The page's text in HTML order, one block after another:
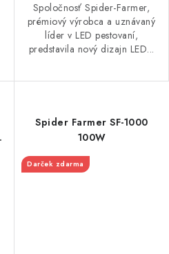
Spoločnosť Spider-Farmer,
prémiový výrobca a uznávaný
líder v LED pestovaní,
predstavila nový dizajn LED...
Spider Farmer SF-1000
100W
Darček zdarma